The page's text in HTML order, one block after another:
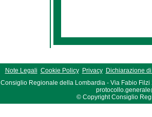
Note Legali Cookie Policy Privacy
Dichiarazione
Consiglio Regionale della Lombardia - Via Fabio Filzi
© Copyright Consiglio